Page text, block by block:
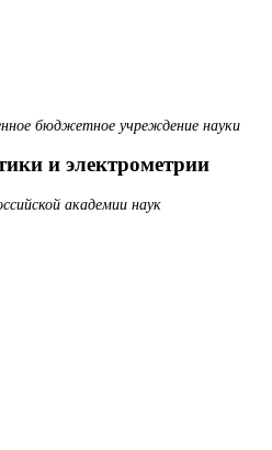
бюджетное учреждение науки
и электрометрии
академии наук